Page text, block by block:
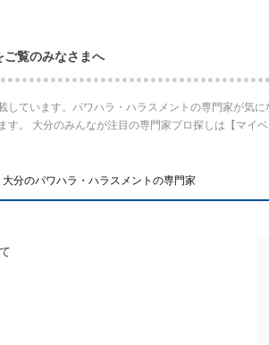
ご覧のみなさまへ
ています。パワハラ・ハラスメントの専門家が気
。 大分のみんなが注目の専門家プロ探しは【マイベ
大分のパワハラ・ハラスメントの専門家